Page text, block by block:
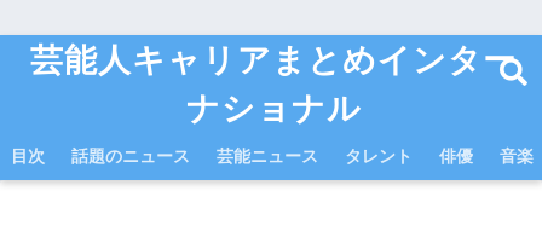
芸能人キャリアまとめインター
ナショナル
目次 話題のニュース 芸能ニュース タレント 俳優 音楽